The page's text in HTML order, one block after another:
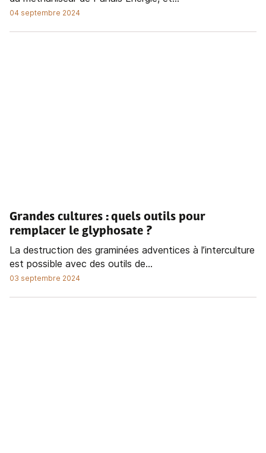
04 septembre 2024
Grandes cultures : quels outils pour
remplacer le glyphosate ?
La destruction des graminées adventices à l’interculture
est possible avec des outils de...
03 septembre 2024